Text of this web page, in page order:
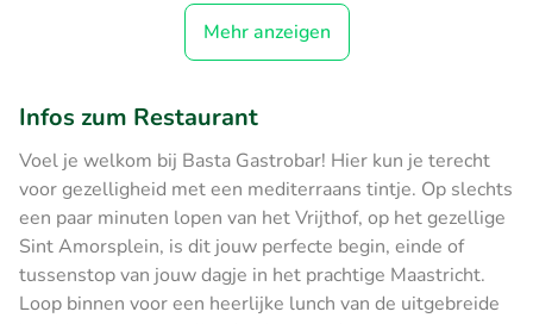
Mehr anzeigen
Infos zum Restaurant
Voel je welkom bij Basta Gastrobar! Hier kun je terecht
voor gezelligheid met een mediterraans tintje. Op slechts
een paar minuten lopen van het Vrijthof, op het gezellige
Sint Amorsplein, is dit jouw perfecte begin, einde of
tussenstop van jouw dagje in het prachtige Maastricht.
Loop binnen voor een heerlijke lunch van de uitgebreide